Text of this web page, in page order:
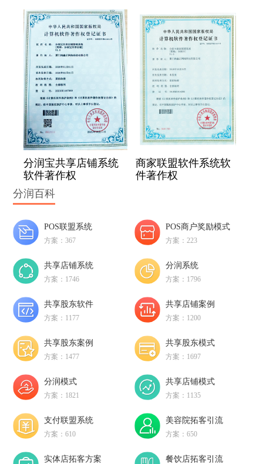
分润宝共享店铺系统
软件著作权
商家联盟软件系统软
件著作权
分润百科
POS联盟系统
方案：367
POS商户奖励模式
方案：223
共享店铺系统
方案：1746
分润系统
方案：1796
共享股东软件
方案：1177
共享店铺案例
方案：1200
共享股东案例
方案：1477
共享股东模式
方案：1697
分润模式
方案：1821
共享店铺模式
方案：1135
支付联盟系统
方案：610
美容院拓客引流
方案：650
实体店拓客方案 餐饮店拓客引流